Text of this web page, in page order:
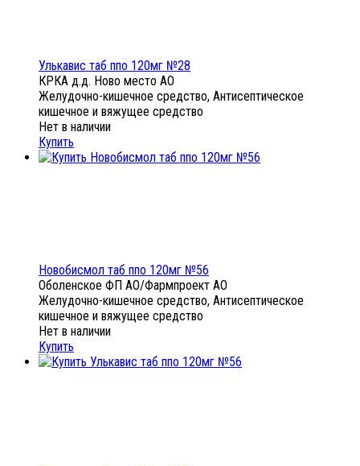
Улькавис таб ппо 120мг №28
КРКА д.д. Ново место АО
Желудочно-кишечное средство, Антисептическое
кишечное и вяжущее средство
Нет в наличии
Купить
Новобисмол таб ппо 120мг №56
Оболенское ФП АО/Фармпроект АО
Желудочно-кишечное средство, Антисептическое
кишечное и вяжущее средство
Нет в наличии
Купить